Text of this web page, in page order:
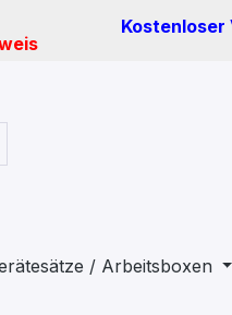
Kostenloser
/ Arbeitsboxen